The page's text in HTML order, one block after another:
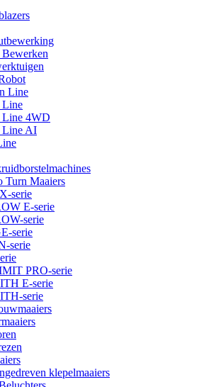
Line
Line
Line 4WD
Line AI
Turn Maaiers
serie
E-serie
serie
serie
serie
PRO-serie
E-serie
serie
klepelmaaiers